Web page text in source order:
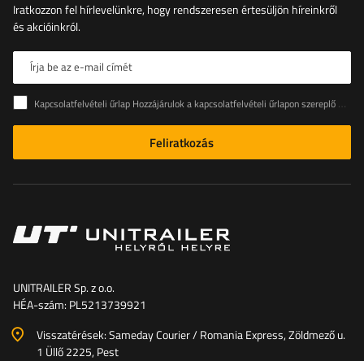
Iratkozzon fel hírlevelünkre, hogy rendszeresen értesüljön híreinkről
és akcióinkról.
Írja be az e-mail címét
Kapcsolatfelvételi űrlap Hozzájárulok a kapcsolatfelvételi űrlapon szereplő személyes adataimnak az Európai Parlament és a Tanács (EU) rendeletével összhangban történő kezeléséhez
Feliratkozás
UNITRAILER Sp. z o.o.
HÉA-szám: PL5213739921
Visszatérések: Sameday Courier / Romania Express, Zöldmező u.
1 Üllő 2225, Pest